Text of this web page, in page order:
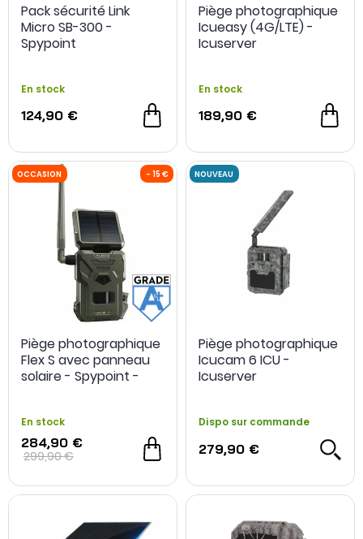
Pack sécurité Link
Micro SB-300 -
Spypoint
En stock
124,90 €
Piège photographique
Icueasy (4G/LTE) -
Icuserver
En stock
189,90 €
Piège photographique
Flex S avec panneau
solaire - Spypoint -
En stock
284,90 €
299,90 €
Piège photographique
Icucam 6 ICU -
Icuserver
Dispo sur commande
279,90 €